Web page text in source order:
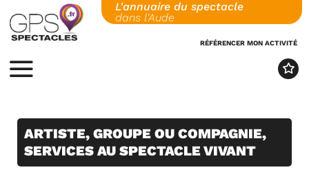
to
content
L'annuaire du spectacle
dans l'Aude
RÉFÉRENCER MON ACTIVITÉ
MENU
ARTISTE, GROUPE OU COMPAGNIE,
SERVICES AU SPECTACLE VIVANT